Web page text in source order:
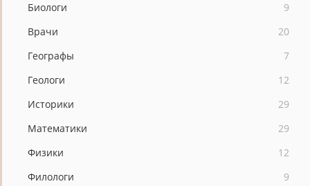
Биологи
9
Врачи
20
Географы
7
Геологи
12
Историки
29
Математики
29
Физики
12
Филологи
9